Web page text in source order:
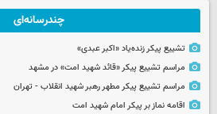
چندرسانه‌ای
تشییع پیکر زنده‌یاد «اکبر عبدی»
مراسم تشییع پیکر «قائد شهید امت» در مشهد
مراسم تشییع پیکر مطهر رهبر شهید انقلاب - تهران
اقامه نماز بر پیکر امام شهید امت